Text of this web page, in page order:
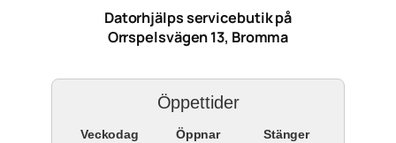
Datorhjälps servicebutik på
Orrspelsvägen 13, Bromma
Öppettider
Veckodag Öppnar
Stänger